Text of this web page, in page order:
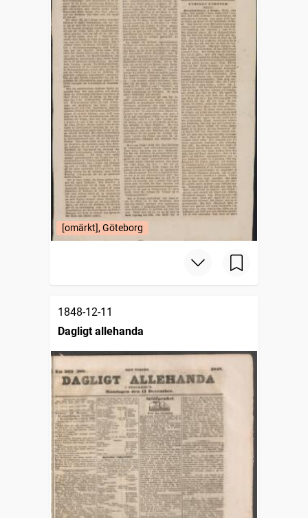
[omärkt], Göteborg
1848-12-11
Dagligt allehanda